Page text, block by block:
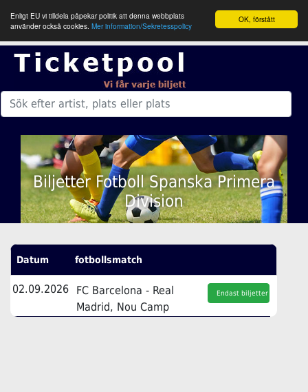
OK, förstått
Enligt EU vi tilldela påpekar politik att denna webbplats
använder också cookies. Mer information/Sekretesspolicy
Biljetter Fotboll Spanska Primera
Division
Datum fotbollsmatch
02.09.2026
FC Barcelona - Real
Madrid, Nou Camp
Endast biljetter